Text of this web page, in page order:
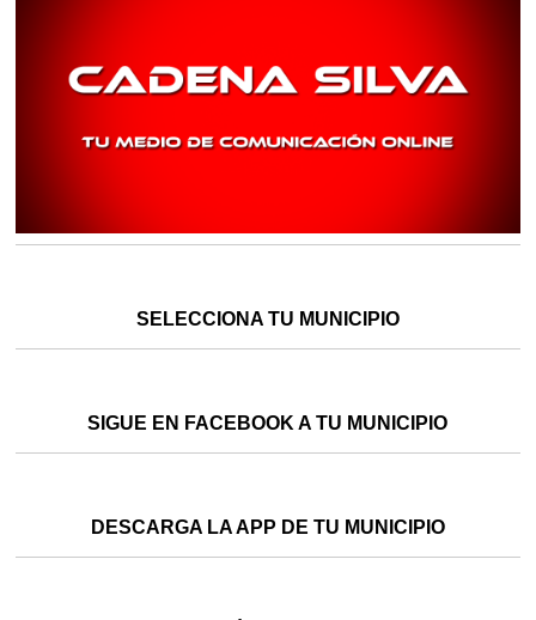
SELECCIONA TU MUNICIPIO
SIGUE EN FACEBOOK A TU MUNICIPIO
DESCARGA LA APP DE TU MUNICIPIO